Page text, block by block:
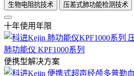
生物电阻抗技术
压差式肺功能检测技术
十年使用年限
肺功能仪 KPF1000系列
便携型解决方案